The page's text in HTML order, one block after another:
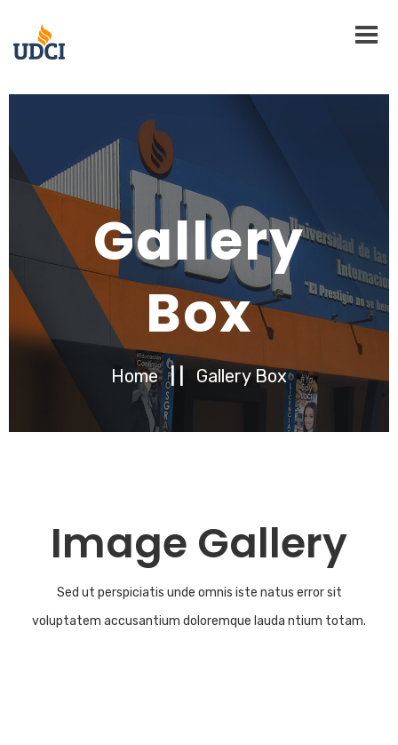
Gallery
Box
Home | | Gallery Box
Image Gallery
Sed ut perspiciatis unde omnis iste natus error sit
voluptatem accusantium doloremque lauda ntium totam.